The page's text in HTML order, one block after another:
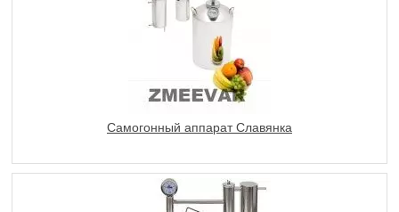
Самогонный аппарат Славянка